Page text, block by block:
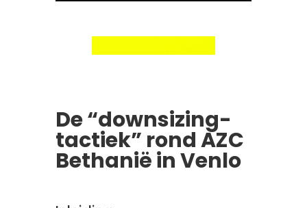
De “downsizing-
tactiek” rond AZC
Bethanië in Venlo